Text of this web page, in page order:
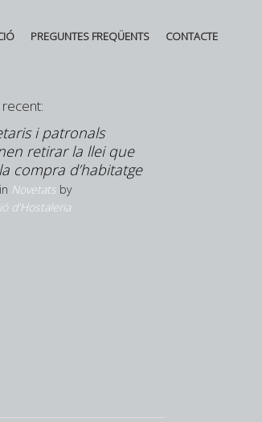
PREGUNTES FREQÜENTS CONTACTE
i patronals
retirar la llei que
compra d’habitatge
Novetats by
d'Hostaleria